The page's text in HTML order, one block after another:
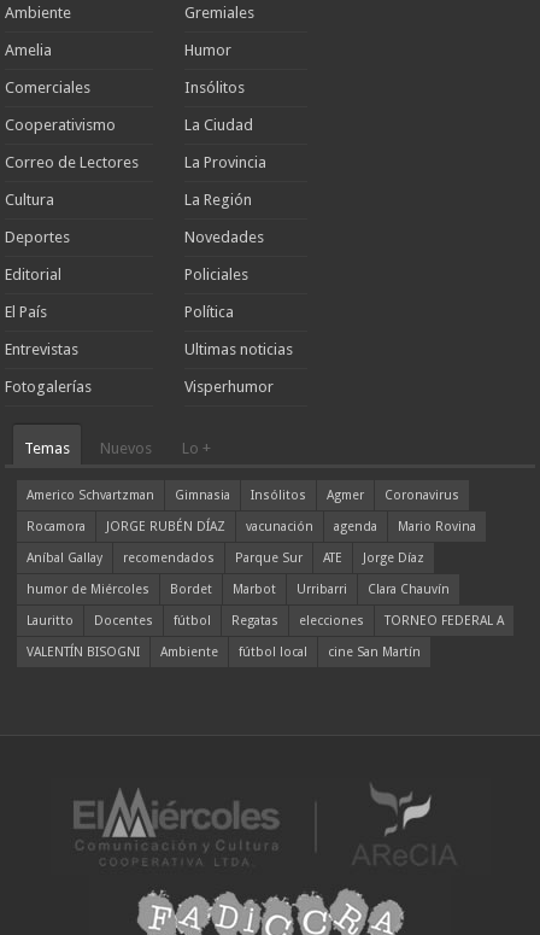
Ambiente
Amelia
Comerciales
Cooperativismo
Correo de Lectores
Cultura
Deportes
Editorial
El País
Entrevistas
Fotogalerías
Gremiales
Humor
Insólitos
La Ciudad
La Provincia
La Región
Novedades
Policiales
Política
Ultimas noticias
Visperhumor
Temas Nuevos Lo +
Americo Schvartzman Gimnasia Insólitos Agmer
Coronavirus
Rocamora
JORGE RUBÉN DÍAZ vacunación agenda
Mario Rovina
Aníbal Gallay
recomendados Parque Sur ATE
Jorge Díaz
humor de Miércoles
Bordet Marbot Urribarri
Clara Chauvín
Lauritto
Docentes fútbol Regatas elecciones
TORNEO FEDERAL A
VALENTÍN BISOGNI
Ambiente fútbol local cine San Martín